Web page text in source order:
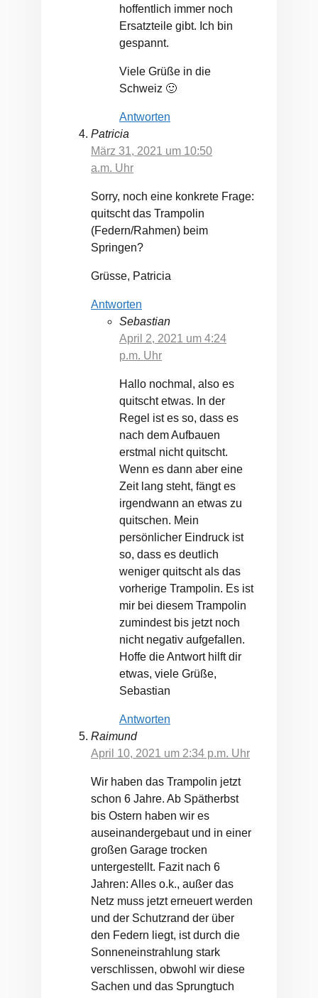
hoffentlich immer noch
Ersatzteile gibt. Ich bin
gespannt.
Viele Grüße in die
Schweiz 🙂
Antworten
Patricia
März 31, 2021 um 10:50
a.m. Uhr
Sorry, noch eine konkrete Frage:
quitscht das Trampolin
(Federn/Rahmen) beim
Springen?
Grüsse, Patricia
Antworten
Sebastian
April 2, 2021 um 4:24
p.m. Uhr
Hallo nochmal, also es
quitscht etwas. In der
Regel ist es so, dass es
nach dem Aufbauen
erstmal nicht quitscht.
Wenn es dann aber eine
Zeit lang steht, fängt es
irgendwann an etwas zu
quitschen. Mein
persönlicher Eindruck ist
so, dass es deutlich
weniger quitscht als das
vorherige Trampolin. Es ist
mir bei diesem Trampolin
zumindest bis jetzt noch
nicht negativ aufgefallen.
Hoffe die Antwort hilft dir
etwas, viele Grüße,
Sebastian
Antworten
Raimund
April 10, 2021 um 2:34 p.m. Uhr
Wir haben das Trampolin jetzt
schon 6 Jahre. Ab Spätherbst
bis Ostern haben wir es
auseinandergebaut und in einer
großen Garage trocken
untergestellt. Fazit nach 6
Jahren: Alles o.k., außer das
Netz muss jetzt erneuert werden
und der Schutzrand der über
den Federn liegt, ist durch die
Sonneneinstrahlung stark
verschlissen, obwohl wir diese
Sachen und das Sprungtuch